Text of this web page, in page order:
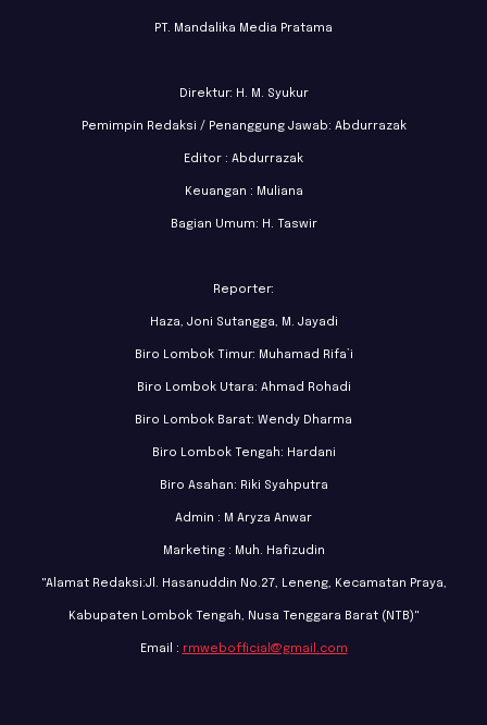
PT. Mandalika Media Pratama
Direktur: H. M. Syukur
Pemimpin Redaksi / Penanggung Jawab: Abdurrazak
Editor : Abdurrazak
Keuangan : Muliana
Bagian Umum: H. Taswir
Reporter:
Haza, Joni Sutangga, M. Jayadi
Biro Lombok Timur: Muhamad Rifa’i
Biro Lombok Utara: Ahmad Rohadi
Biro Lombok Barat: Wendy Dharma
Biro Lombok Tengah: Hardani
Biro Asahan: Riki Syahputra
Admin : M Aryza Anwar
Marketing : Muh. Hafizudin
"Alamat Redaksi:Jl. Hasanuddin No.27, Leneng, Kecamatan Praya,
Kabupaten Lombok Tengah, Nusa Tenggara Barat (NTB)"
Email : rmwebofficial@gmail.com